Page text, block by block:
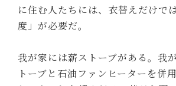
に住む人たちには、衣替えだけで
度」が必要だ。
我が家には薪ストーブがある。我
トーブと石油ファンヒーターを併